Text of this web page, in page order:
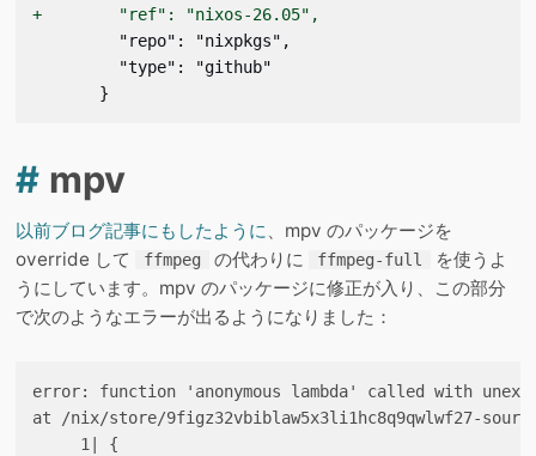
+        "ref": "nixos-26.05",
         "repo": "nixpkgs",
         "type": "github"
       }
# mpv
以前ブログ記事にもしたように、mpv のパッケージを
override して
ffmpeg の代わりに ffmpeg-full
を使うよ
うにしています。mpv のパッケージに修正が入り、この部分
で次のようなエラーが出るようになりました：
error: function 'anonymous lambda' called with
at /nix/store/9figz32vbiblaw5x3li1hc8q9qwlwf27-
     1| {